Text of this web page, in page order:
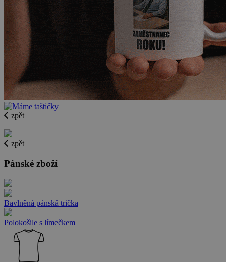
zpět
zpět
Pánské zboží
Bavlněná pánská trička
Polokošile s límečkem